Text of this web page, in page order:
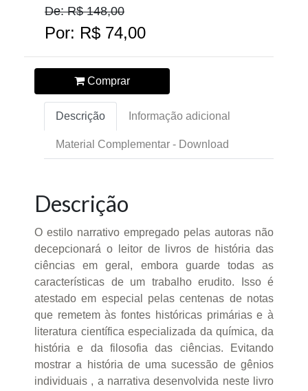
De: R$ 148,00
Por: R$ 74,00
Comprar
Descrição Informação adicional
Material Complementar - Download
Descrição
O estilo narrativo empregado pelas autoras não
decepcionará o leitor de livros de história das
ciências em geral, embora guarde todas as
características de um trabalho erudito. Isso é
atestado em especial pelas centenas de notas
que remetem às fontes históricas primárias e à
literatura científica especializada da química, da
história e da filosofia das ciências. Evitando
mostrar a história de uma sucessão de gênios
individuais , a narrativa desenvolvida neste livro